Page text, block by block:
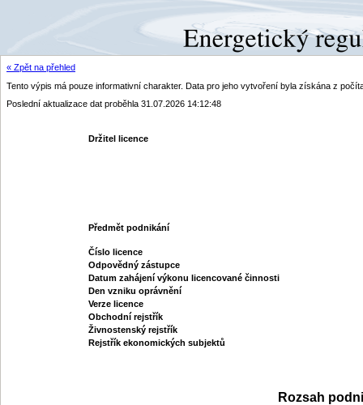
« Zpět na přehled
Tento výpis má pouze informativní charakter. Data pro jeho vytvoření byla získána z
Poslední aktualizace dat proběhla 31.07.2026 14:12:48
Držitel licence
Předmět podnikání
Číslo licence
Odpovědný zástupce
Datum zahájení výkonu licencované činnosti
Den vzniku oprávnění
Verze licence
Obchodní rejstřík
Živnostenský rejstřík
Rejstřík ekonomických subjektů
Rozsah